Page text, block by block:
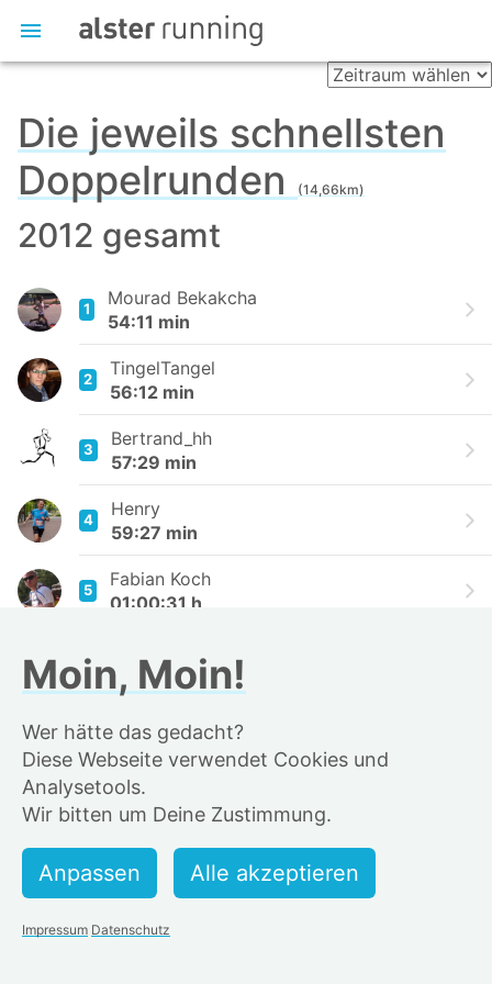
Die jeweils schnellsten
Doppelrunden
(14,66km)
2012 gesamt
1
Mourad Bekakcha
54:11 min
2
TingelTangel
56:12 min
3
Bertrand_hh
57:29 min
4
Henry
59:27 min
5
Fabian Koch
01:00:31 h
6
01:00:41 h
7
Benedikt Bünz
01:00:44 h
8
Fiete Neeb
01:01:04 h
9
hetzmaschine
01:01:41 h
10
Tichy
Moin, Moin!
Wer hätte das gedacht?
Diese Webseite verwendet Cookies und
Analysetools.
Wir bitten um Deine Zustimmung.
Impressum Datenschutz